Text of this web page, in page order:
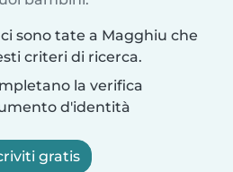
sono tate a Magghiu che
criteri di ricerca.
la verifica
d'identità
gratis